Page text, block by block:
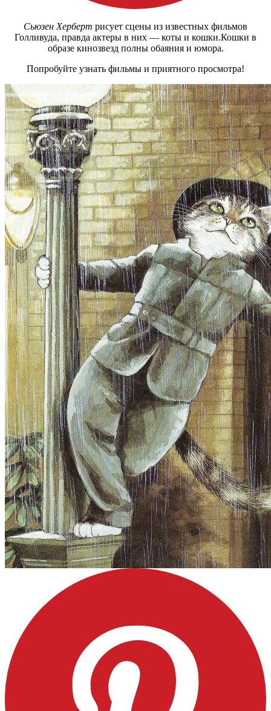
Сьюзен Херберт рисует сцены из известных фильмов
Голливуда, правда актеры в них — коты и кошки.Кошки в
образе кинозвезд полны обаяния и юмора.
Попробуйте узнать фильмы и приятного просмотра!